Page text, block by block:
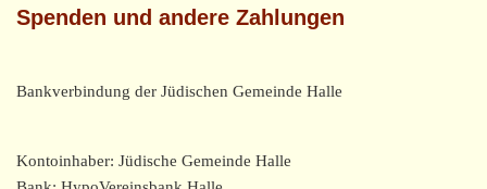
Spenden und andere Zahlungen
Bankverbindung der Jüdischen Gemeinde Halle
Kontoinhaber: Jüdische Gemeinde Halle